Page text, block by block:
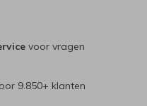
voor vragen
9.850+ klanten